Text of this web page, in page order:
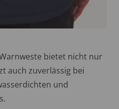
bietet nicht nur
auch zuverlässig bei
und